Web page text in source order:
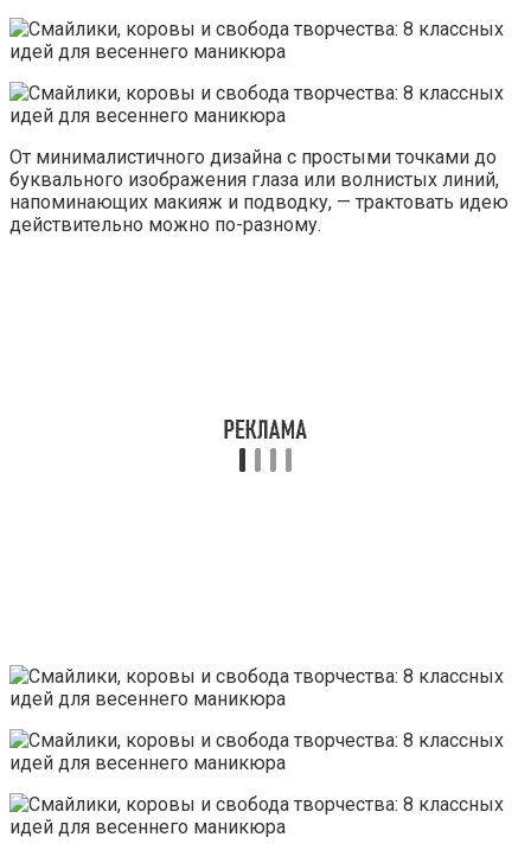
От минималистичного дизайна с простыми точками до
буквального изображения глаза или волнистых линий,
напоминающих макияж и подводку, — трактовать идею
действительно можно по-разному.